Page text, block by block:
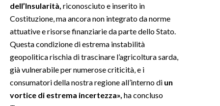
dell’Insularità, riconosciuto e inserito in
Costituzione, ma ancora non integrato da norme
attuative e risorse finanziarie da parte dello Stato.
Questa condizione di estrema instabilità
geopolitica rischia di trascinare l’agricoltura sarda,
già vulnerabile per numerose criticità, e i
consumatori della nostra regione all’interno di un
vortice di estrema incertezza», ha concluso